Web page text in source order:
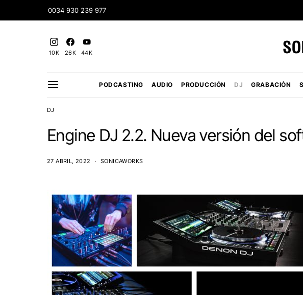
0034 930 239 977
10K 26K 44K
PODCASTING AUDIO PRODUCCIÓN DJ GRABACIÓN
DJ
Engine DJ 2.2. Nueva versión del
27 ABRIL, 2022 SONICAWORKS